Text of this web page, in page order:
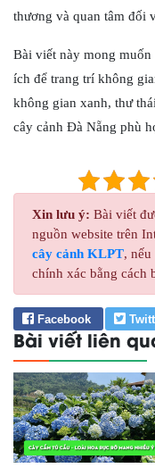
thương và quan tâm đối
Bài viết này mong
ích để trang trí không
không gian xanh, thư
cây cảnh Đà Nẵng phù
Xin lưu ý: Bài viết
nguồn website trên
cây cảnh KLPT,
chính xác bằng cách
Facebook
Bài viết liên